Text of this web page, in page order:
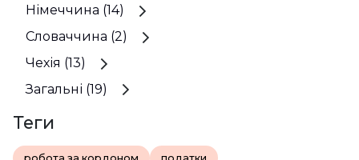
Німеччина (14)
Словаччина (2)
Чехія (13)
Загальні (19)
Теги